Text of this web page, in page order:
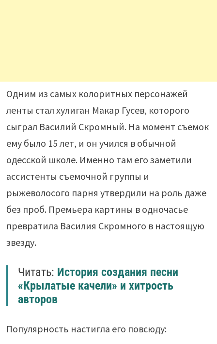
Одним из самых колоритных персонажей
ленты стал хулиган Макар Гусев, которого
сыграл Василий Скромный. На момент съемок
ему было 15 лет, и он учился в обычной
одесской школе. Именно там его заметили
ассистенты съемочной группы и
рыжеволосого парня утвердили на роль даже
без проб. Премьера картины в одночасье
превратила Василия Скромного в настоящую
звезду.
Читать: История создания песни
«Крылатые качели» и хитрость
авторов
Популярность настигла его повсюду: